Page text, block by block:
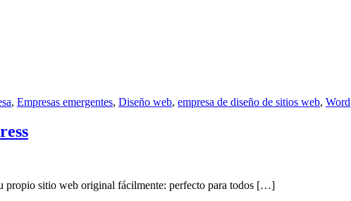
, Empresas emergentes, Diseño web, empresa de diseño de sitios web,
propio sitio web original fácilmente: perfecto para todos […]